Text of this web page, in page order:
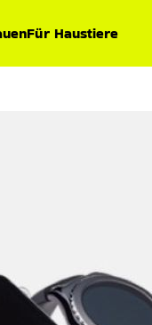
Für Haustiere